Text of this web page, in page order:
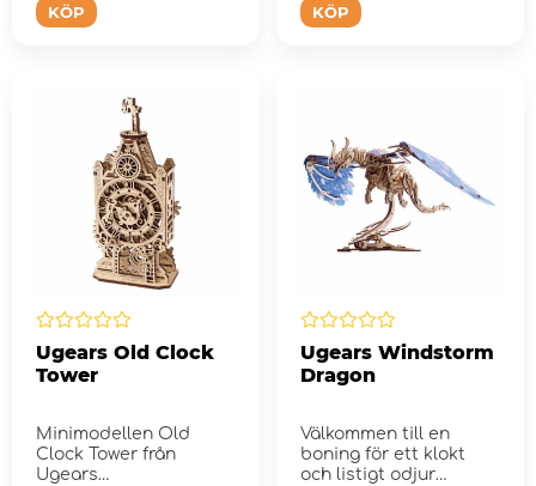
KÖP KÖP
Ugears Old Clock
Tower
Minimodellen Old
Clock Tower från
Ugears
Ugears Windstorm
Dragon
Välkommen till en
boning för ett klokt
och listigt odjur